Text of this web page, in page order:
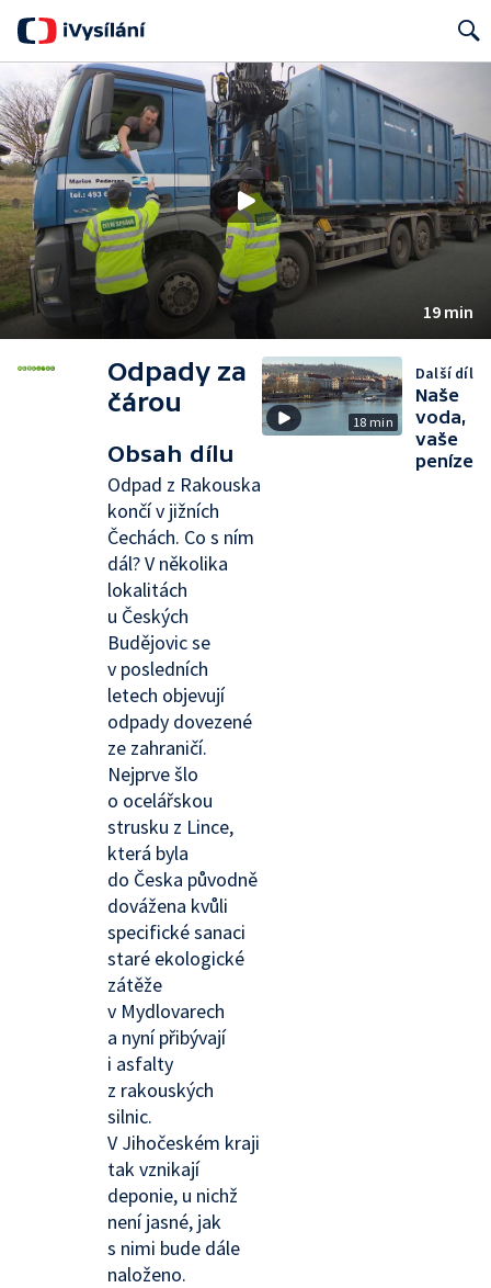
19 min
Odpady za
čárou
Obsah dílu
Odpad z Rakouska
končí v jižních
Čechách. Co s ním
dál? V několika
lokalitách
u Českých
Budějovic se
v posledních
letech objevují
odpady dovezené
ze zahraničí.
Nejprve šlo
o ocelářskou
strusku z Lince,
která byla
do Česka původně
dovážena kvůli
specifické sanaci
staré ekologické
zátěže
v Mydlovarech
a nyní přibývají
i asfalty
z rakouských
silnic.
V Jihočeském kraji
tak vznikají
deponie, u nichž
není jasné, jak
s nimi bude dále
naloženo.
18 min
Další díl
Naše
voda,
vaše
peníze